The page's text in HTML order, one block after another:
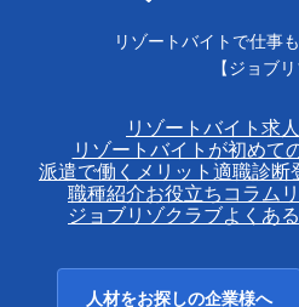
リゾートバイトで仕事
【ジョブリ
リゾートバイト求
リゾートバイトが初めて
派遣で働くメリット適職診断
職種紹介お役立ちコラム
ジョブリゾクラブよくあ
人材をお探しの企業様へ